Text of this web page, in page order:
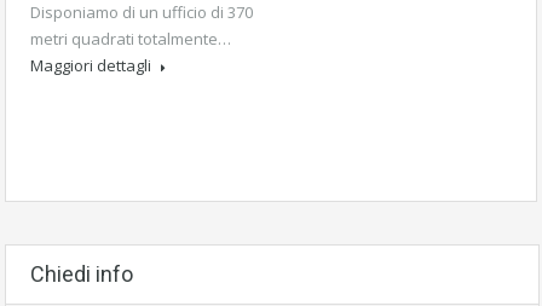
Disponiamo di un ufficio di 370
metri quadrati totalmente…
Maggiori dettagli
Chiedi info